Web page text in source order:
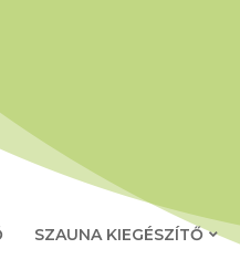
SZAUNA KIEGÉSZÍTŐ